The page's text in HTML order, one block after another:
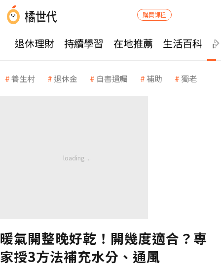
購買課程
退休理財 持續學習 在地推薦 生活百科
養生村 退休金 自書遺囑 補助 獨老
暖氣開整晚好乾！開幾度適合？專
家授3方法補充水分、通風